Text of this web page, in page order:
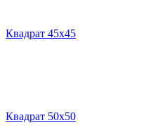
Квадрат 45х45
Квадрат 50х50